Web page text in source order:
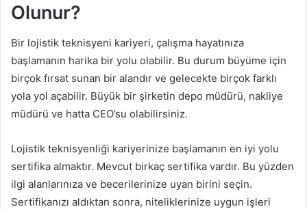
Olunur?
Bir lojistik teknisyeni kariyeri, çalışma hayatınıza
başlamanın harika bir yolu olabilir. Bu durum büyüme için
birçok fırsat sunan bir alandır ve gelecekte birçok farklı
yola yol açabilir. Büyük bir şirketin depo müdürü, nakliye
müdürü ve hatta CEO’su olabilirsiniz.
Lojistik teknisyenliği kariyerinize başlamanın en iyi yolu
sertifika almaktır. Mevcut birkaç sertifika vardır. Bu yüzden
ilgi alanlarınıza ve becerilerinize uyan birini seçin.
Sertifikanızı aldıktan sonra, niteliklerinize uygun işleri